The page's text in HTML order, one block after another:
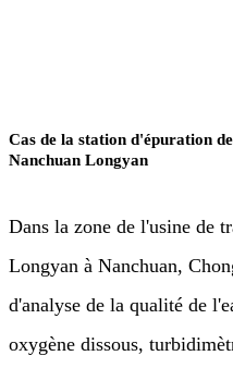
Cas de la station d'épuration
Nanchuan Longyan
Dans la zone de l'usine de
Longyan à Nanchuan,
d'analyse de la qualité de
oxygène dissous,